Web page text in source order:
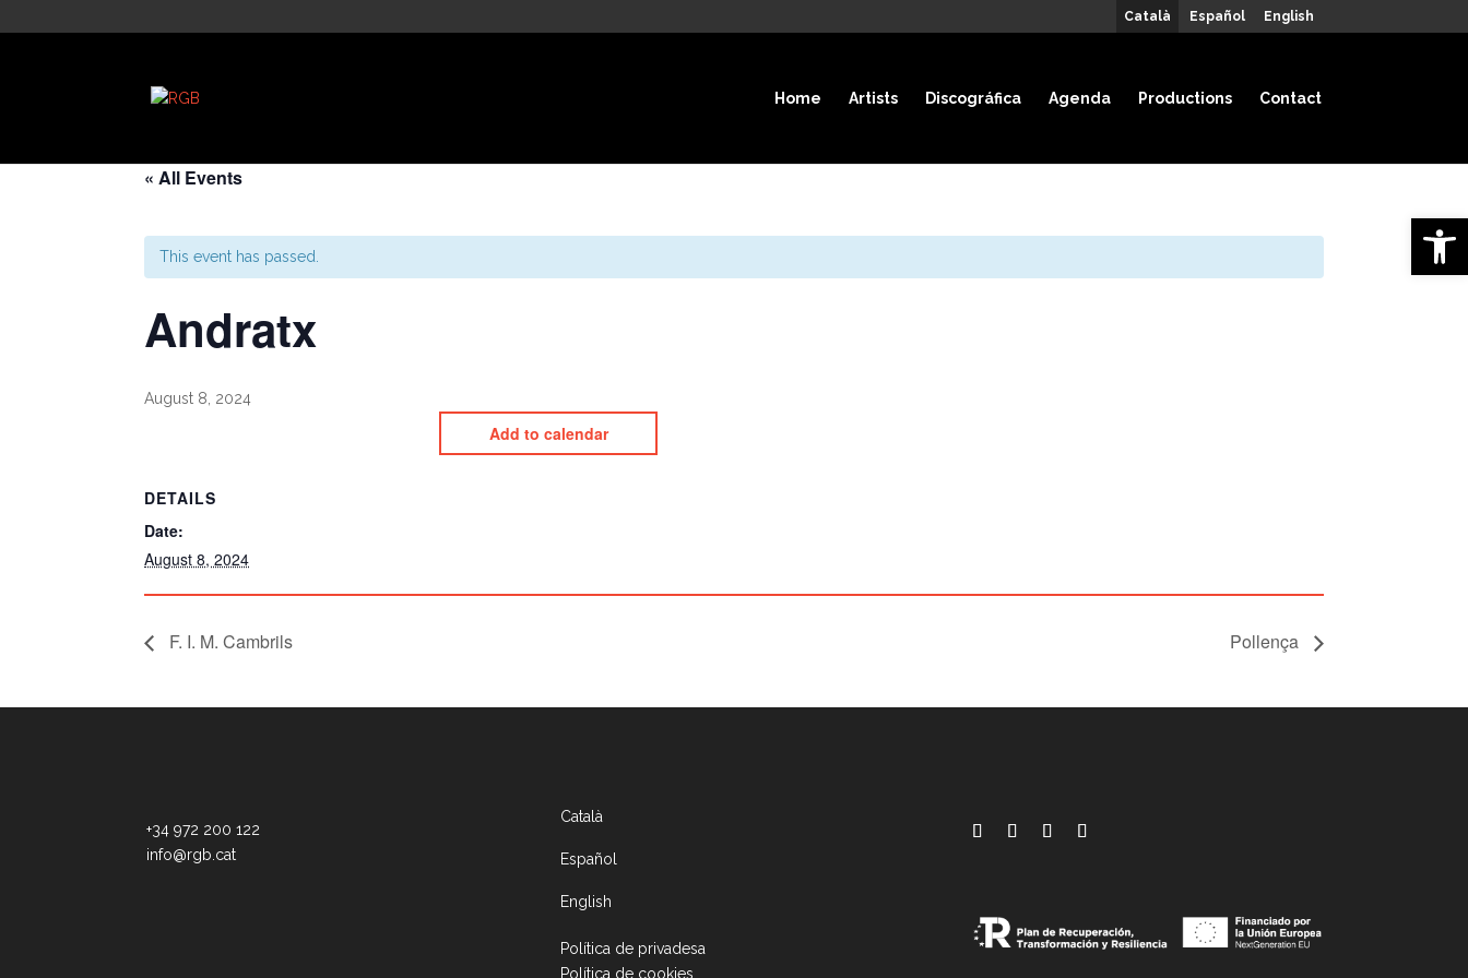
Català Español English
Home Artists Discográfica Agenda Productions Contact
« All Events
This event has passed.
Andratx
August 8, 2024
Add to calendar
DETAILS
Date:
August 8, 2024
F. I. M. Cambrils Pollença
+34 972 200 122
info@rgb.cat
Català
Español
English
Política de privadesa
Política de cookies